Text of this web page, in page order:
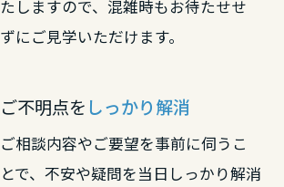
たしますので、混雑時もお待たせせ
ずにご見学いただけます。
ご不明点を しっかり解消
ご相談内容やご要望を事前に伺うこ
とで、不安や疑問を当日しっかり解消